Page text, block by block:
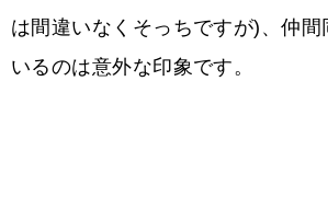
は間違いなくそっちですが)、仲間
いるのは意外な印象です。